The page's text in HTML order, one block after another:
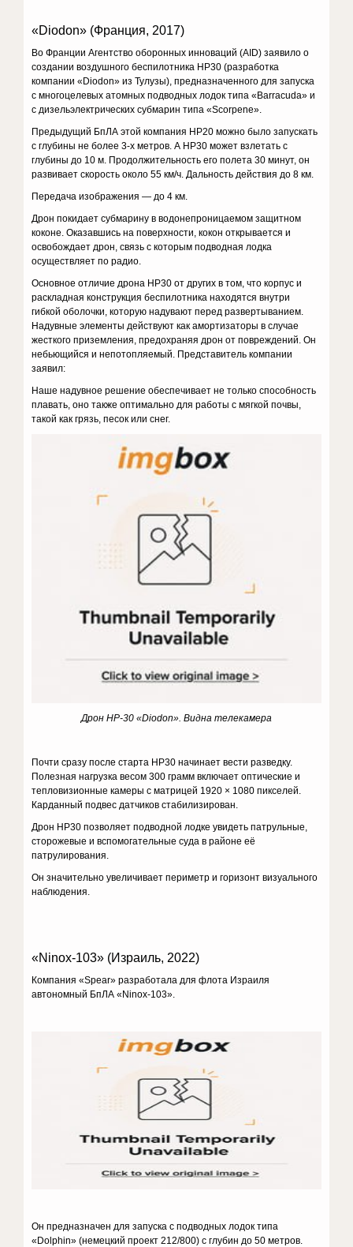
«Diodon» (Франция, 2017)
Во Франции Агентство оборонных инноваций (AID) заявило о
создании воздушного беспилотника HP30 (разработка
компании «Diodon» из Тулузы), предназначенного для запуска
с многоцелевых атомных подводных лодок типа «Barracuda» и
с дизельэлектрических субмарин типа «Scorpene».
Предыдущий БпЛА этой компания HP20 можно было запускать
с глубины не более 3-х метров. А HP30 может взлетать с
глубины до 10 м. Продолжительность его полета 30 минут, он
развивает скорость около 55 км/ч. Дальность действия до 8 км.
Передача изображения — до 4 км.
Дрон покидает субмарину в водонепроницаемом защитном
коконе. Оказавшись на поверхности, кокон открывается и
освобождает дрон, связь с которым подводная лодка
осуществляет по радио.
Основное отличие дрона НР30 от других в том, что корпус и
раскладная конструкция беспилотника находятся внутри
гибкой оболочки, которую надувают перед развертыванием.
Надувные элементы действуют как амортизаторы в случае
жесткого приземления, предохраняя дрон от повреждений. Он
небьющийся и непотопляемый. Представитель компании
заявил:
Наше надувное решение обеспечивает не только способность
плавать, оно также оптимально для работы с мягкой почвы,
такой как грязь, песок или снег.
Дрон HP-30 «Diodon». Видна телекамера
Почти сразу после старта НР30 начинает вести разведку.
Полезная нагрузка весом 300 грамм включает оптические и
тепловизионные камеры с матрицей 1920 × 1080 пикселей.
Карданный подвес датчиков стабилизирован.
Дрон НР30 позволяет подводной лодке увидеть патрульные,
сторожевые и вспомогательные суда в районе её
патрулирования.
Он значительно увеличивает периметр и горизонт визуального
наблюдения.
«Ninox-103» (Израиль, 2022)
Компания «Spear» разработала для флота Израиля
автономный БпЛА «Ninox-103».
Он предназначен для запуска с подводных лодок типа
«Dolphin» (немецкий проект 212/800) с глубин до 50 метров.